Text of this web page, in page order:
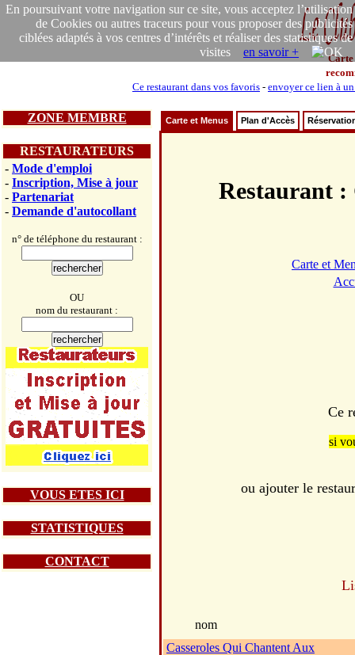
En poursuivant votre navigation sur ce site, vous acceptez l’utilisation
de Cookies ou autres traceurs pour vous proposer des publicités
ciblées adaptés à vos centres d’intérêts et réaliser des statistiques de
visites en savoir +
Carte
Ce restaurant dans vos favoris - envoyer ce lien à
ZONE MEMBRE
RESTAURATEURS
- Mode d'emploi
- Inscription, Mise à jour
- Partenariat
- Demande d'autocollant
n° de téléphone du restaurant :
OU
nom du restaurant :
VOUS ETES ICI
STATISTIQUES
CONTACT
Carte et Menus Plan d'Accès
Restaurant
Carte et
Ce
si
ou ajouter le
nom
Casseroles Qui Chantent Aux